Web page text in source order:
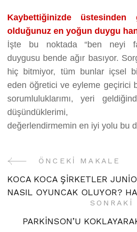
Kaybettiğinizde üstesinden
olduğunuz en yoğun duygu
İşte bu noktada “ben neyi
duygusu bende ağır basıyor.
hiç bitmiyor, tüm bunlar içsel
eden öğretici ve eyleme geçirici
sorumluluklarımı, yeri
düşündüklerimi,
değerlendirmemin en iyi yolu bu
Yazı
Gezinme
ÖNCEKI MAKALE
KOCA KOCA ŞİRKETLER
NASIL OYUNCAK OLUYOR?
SONRAKI
PARKİNSON’U